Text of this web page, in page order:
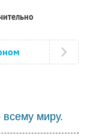
миру.